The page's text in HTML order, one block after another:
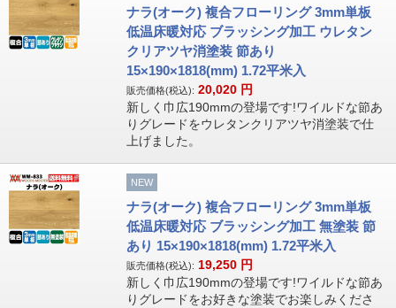
ナラ(オーク) 複合フローリング 3mm単板
低温床暖対応 ブラッシング加工 ウレタン
クリアツヤ消塗装 節あり
15×190×1818(mm) 1.72平米入
販売価格(税込): 20,020 円
新しく巾広190mmの登場です!ワイルドな節あ
りグレードをウレタンクリアツヤ消塗装で仕
上げました。
NEW
ナラ(オーク) 複合フローリング 3mm単板
低温床暖対応 ブラッシング加工 無塗装 節
あり 15×190×1818(mm) 1.72平米入
販売価格(税込): 19,250 円
新しく巾広190mmの登場です!ワイルドな節あ
りグレードをお好きな塗装でお楽しみくださ